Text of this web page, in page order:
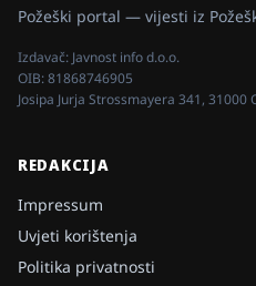
Požeški portal — vijesti iz
Izdavač: Javnost info d.o.o.
OIB:81868746905
Josipa Jurja Strossmayera 341, 31000
REDAKCIJA
Impressum
Uvjeti korištenja
Politika privatnosti